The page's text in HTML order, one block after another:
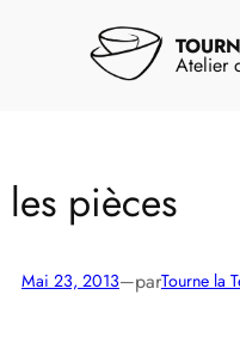
Atelier
les pièces
Mai 23, 2013—parTourne la